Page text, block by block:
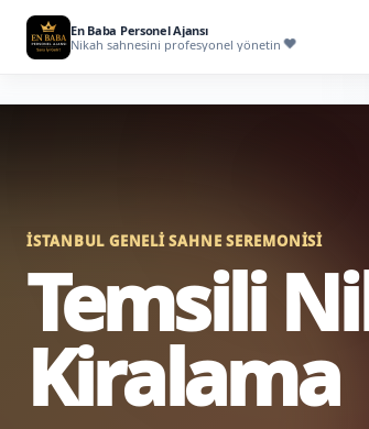
En Baba Personel Ajansı
Nikah sahnesini profesyonel yönetin
İSTANBUL GENELI SAHNE SEREMONISI
Temsili
Kiralama